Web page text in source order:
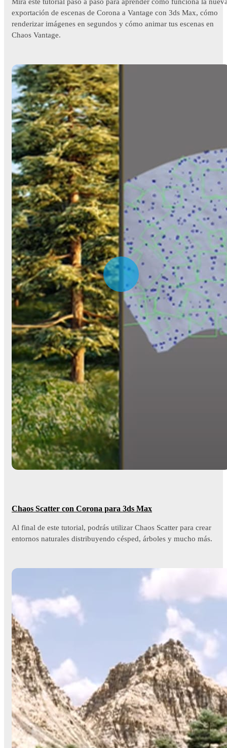
exportación de escenas de Corona a Vantage con 3ds Max, cómo
renderizar imágenes en segundos y cómo animar tus escenas en
Chaos Vantage.
Chaos Scatter con Corona para 3ds Max
Al final de este tutorial, podrás utilizar Chaos Scatter para crear
entornos naturales distribuyendo césped, árboles y mucho más.